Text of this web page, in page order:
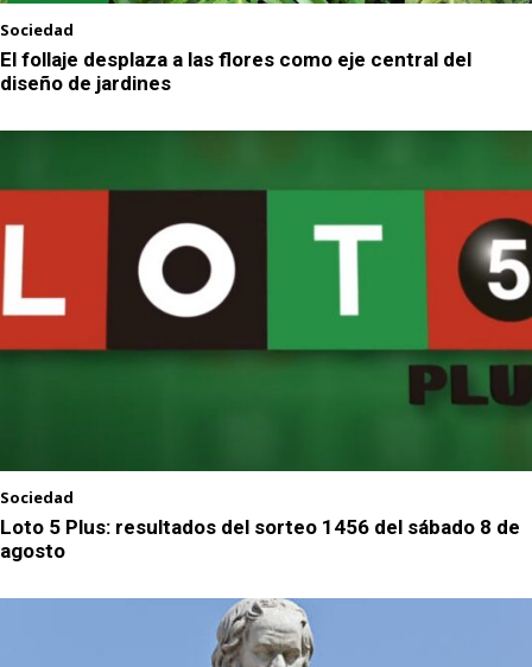
Sociedad
El follaje desplaza a las flores como eje central del
diseño de jardines
Sociedad
Loto 5 Plus: resultados del sorteo 1456 del sábado 8 de
agosto